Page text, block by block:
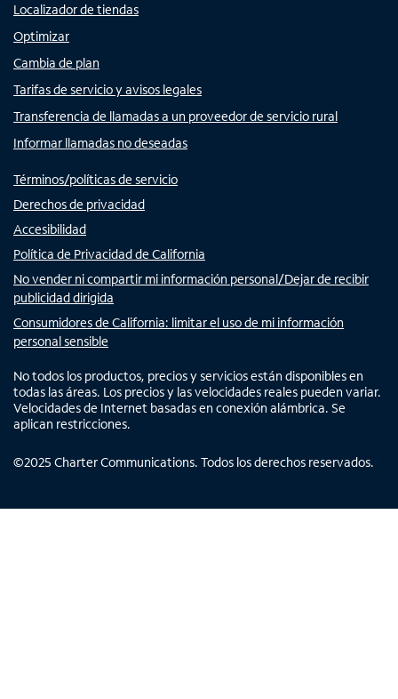
Localizador de tiendas
Optimizar
Cambia de plan
Tarifas de servicio y avisos legales
Transferencia de llamadas a un proveedor de servicio rural
Informar llamadas no deseadas
Términos/políticas de servicio
Derechos de privacidad
Accesibilidad
Política de Privacidad de California
No vender ni compartir mi información personal/Dejar de recibir
publicidad dirigida
Consumidores de California: limitar el uso de mi información
personal sensible
No todos los productos, precios y servicios están disponibles en
todas las áreas. Los precios y las velocidades reales pueden variar.
Velocidades de Internet basadas en conexión alámbrica. Se
aplican restricciones.
©2025 Charter Communications. Todos los derechos reservados.